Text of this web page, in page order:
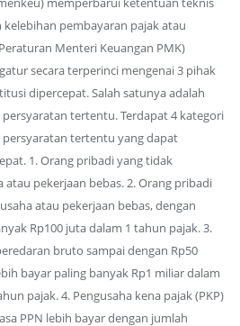
pembayaran pajak atau
Menteri Keuangan PMK)
secara terperinci mengenai 3 pihak
dipercepat. Salah satunya adalah
tertentu. Terdapat 4 kategori
tertentu yang dapat
1. Orang pribadi yang tidak
pekerjaan bebas. 2. Orang pribadi
atau pekerjaan bebas, dengan
Rp100 juta dalam 1 tahun pajak. 3.
bruto sampai dengan Rp50
bayar paling banyak Rp1 miliar dalam
pajak. 4. Pengusaha kena pajak (PKP)
PPN lebih bayar dengan jumlah